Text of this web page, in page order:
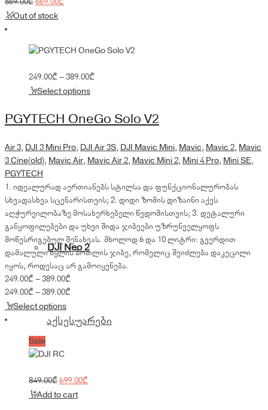
DJI Neo 2
აქსესუარები
was:
price
Out of stock
249.00₾–389.00₾Price
through
389.00₾
Select options
PGYTECH OneGo Solo V2
Air 3, DJI 3 Mini Pro, DJI Air 3S, DJI Mavic Mini, Mavic, Mavic 2, Mavic
3 Cine(old), Mavic Air, Mavic Air 2, Mavic Mini 2, Mini 4 Pro, Mini SE,
PGYTECH
1. იდეალურად აერთიანებს სტილსა და ფუნქციონალურობას
სხვადასხვა სცენარისთვის; 2. დიდი ზომის დიზაინი აქვს
აღჭურვილობაზე მოსახერხებელი წვდომისთვის; 3. დეტალური
განყოფილებები და უხვი შიდა ჯიბეები უზრუნველყოფს
მოწესრიგებულ შენახვას. მხოლოდ 6 და 10 ლიტრი: გვერდით
დამალული წყლის ბოთლის ჯიბე, რომელიც შეიძლება დაკეცილი
იყოს, როდესაც არ გამოიყენება.
249.00₾–389.00₾Price
range:
through
249.00₾–389.00₾Price
249.00₾
Select options
Sale
849.00₾Original
price
699.00₾Current
Add to cart